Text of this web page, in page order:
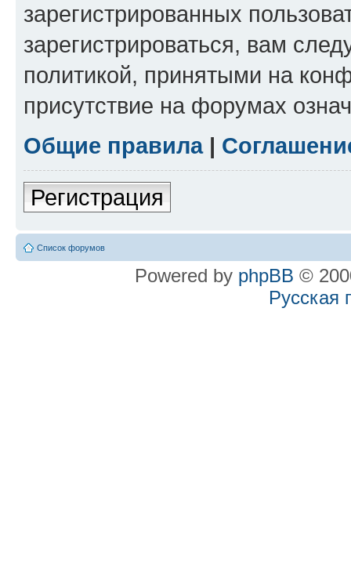
зарегистрированных
зарегистрироваться, вам
политикой, принятыми на
присутствие на форумах
Общие правила|
Регистрация
Список форумов
Powered by phpBB ©
Русская